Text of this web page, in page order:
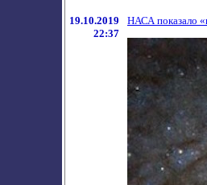
19.10.2019
22:37
НАСА показало